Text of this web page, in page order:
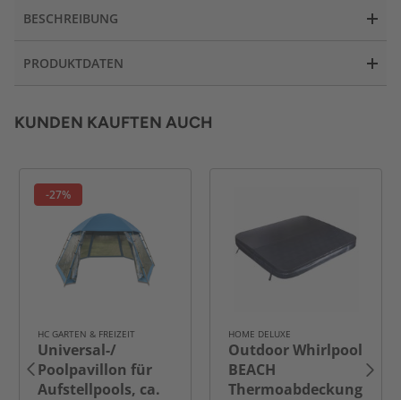
BESCHREIBUNG
PRODUKTDATEN
KUNDEN KAUFTEN AUCH
-27%
HC GARTEN & FREIZEIT
Universal-/
Poolpavillon für
Aufstellpools, ca.
HOME DELUXE
Outdoor Whirlpool
BEACH
Thermoabdeckung